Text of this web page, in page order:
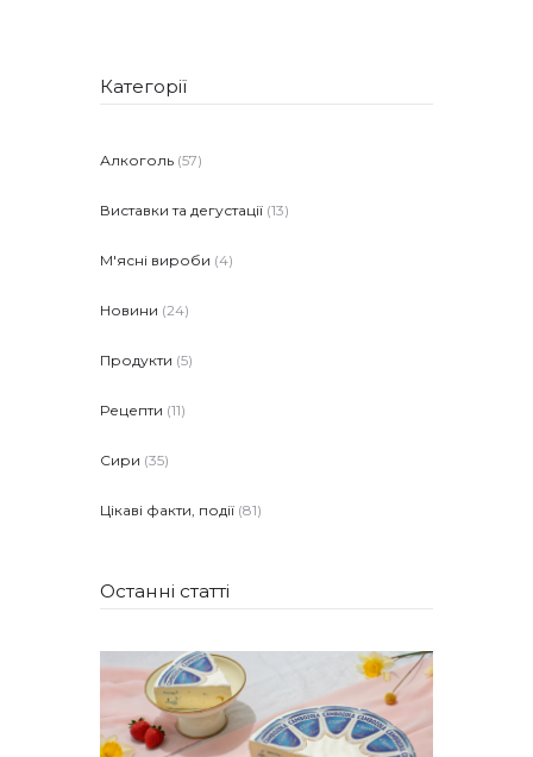
Категорії
Алкоголь (57)
Виставки та дегустації (13)
М'ясні вироби (4)
Новини (24)
Продукти (5)
Рецепти (11)
Сири (35)
Цікаві факти, події (81)
Останні статті